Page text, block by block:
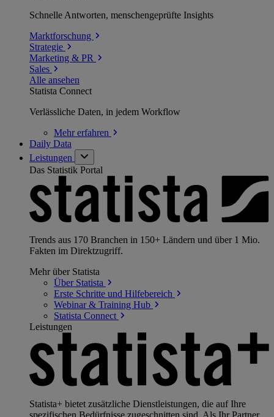
Schnelle Antworten, menschengeprüfte Insights
Marktforschung
Strategie
Marketing & PR
Sales
Alle ansehen
Statista Connect
Verlässliche Daten, in jedem Workflow
Mehrerfahren
Daily Data
Leistungen
Das Statistik Portal
Trends aus 170 Branchen in 150+ Ländern und über 1 Mio.
Fakten im Direktzugriff.
Mehr über Statista
Über Statista
Erste Schritte und Hilfebereich
Webinar & Training Hub
Statista Connect
Leistungen
Statista+ bietet zusätzliche Dienstleistungen, die auf Ihre
spezifischen Bedürfnisse zugeschnitten sind. Als Ihr Partner